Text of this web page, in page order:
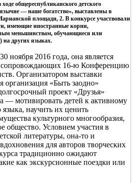
общереспубликанского детского
— наше богатство», выставлены в
площади, 2. В конкурсе участвовали
имеющие иностранные корни,
меньшинствам, обучающиеся или
других языках.
ноября 2016 года, она является
сопровождающих 16-ю Конференцию
Организатором выставки
организация «Быть заодно»
проект «Друзья»
— мотивировать детей к активному
научить их ценить
культурного многообразия,
общество. Условием участия в
литературы, она-то и
для авторов творческих
традиционно ожидают
как экскурсионные поездки или